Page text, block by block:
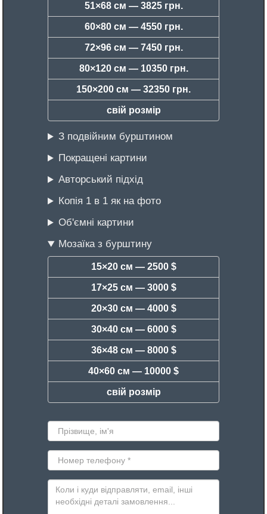
51×68 см — 3825 грн.
60×80 см — 4550 грн.
72×96 см — 7450 грн.
80×120 см — 10350 грн.
150×200 см — 32350 грн.
свій розмір
З подвійним бурштином
Покращені картини
Авторський підхід
Копія 1 в 1 як на фото
Об'ємні картини
Мозаїка з бурштину
15×20 см — 2500 $
17×25 см — 3000 $
20×30 см — 4000 $
30×40 см — 6000 $
36×48 см — 8000 $
40×60 см — 10000 $
свій розмір